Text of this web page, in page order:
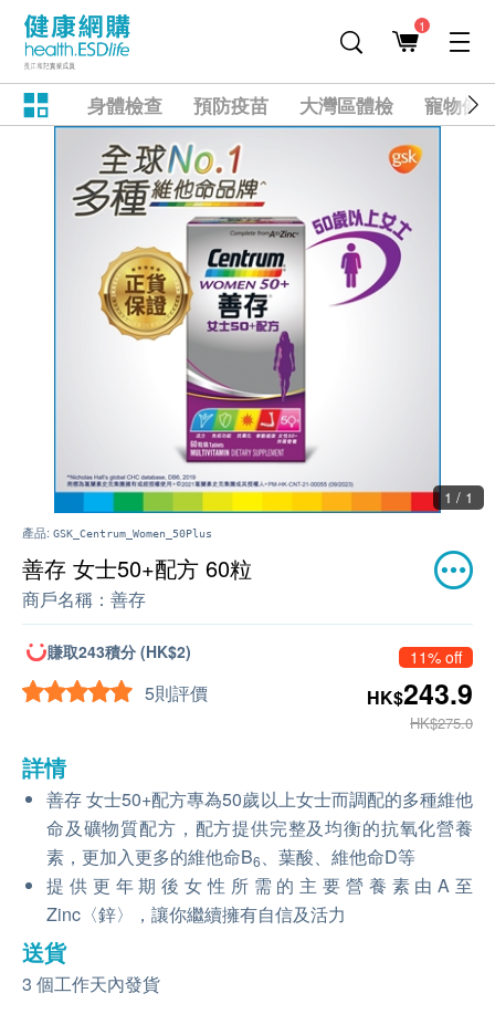
1
身體檢查 預防疫苗 大灣區體檢 寵物健
1 / 1
產品: GSK_Centrum_Women_50Plus
善存 女士50+配方 60粒
商戶名稱： 善存
賺取243積分 (HK$2)
5則評價
11% off
HK$243.9
HK$275.0
詳情
善存 女士50+配方專為50歲以上女士而調配的多種維他
命及礦物質配方，配方提供完整及均衡的抗氧化營養
素，更加入更多的維他命B6、葉酸、維他命D等
提供更年期後女性所需的主要營養素由A至
Zinc〈鋅〉，讓你繼續擁有自信及活力
送貨
3 個工作天內發貨